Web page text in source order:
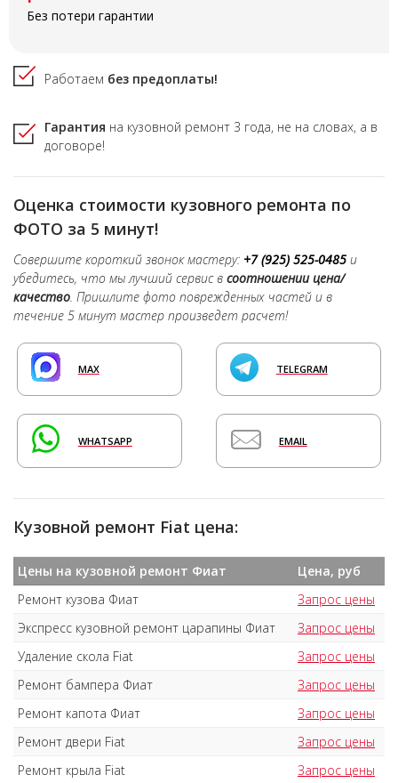
Без потери гарантии
Работаем без предоплаты!
Гарантия на кузовной ремонт 3 года, не на словах, а в
договоре!
Оценка стоимости кузовного ремонта по
ФОТО за 5 минут!
Совершите короткий звонок мастеру: +7 (925) 525-0485 и
убедитесь, что мы лучший сервис в соотношении цена/
качество. Пришлите фото поврежденных частей и в
течение 5 минут мастер произведет расчет!
MAX TELEGRAM
WHATSAPP EMAIL
Кузовной ремонт Fiat цена:
Цены на кузовной ремонт Фиат
Цена, руб
Ремонт кузова Фиат
Запрос цены
Экспресс кузовной ремонт царапины Фиат
Запрос цены
Удаление скола Fiat
Запрос цены
Ремонт бампера Фиат
Запрос цены
Ремонт капота Фиат
Запрос цены
Ремонт двери Fiat
Запрос цены
Ремонт крыла Fiat
Запрос цены